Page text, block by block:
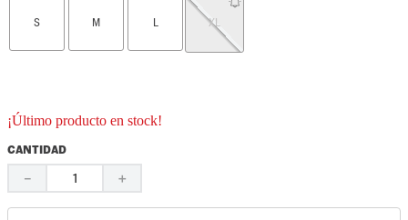
L
M
S XL
¡Último producto en stock!
CANTIDAD
＋
－